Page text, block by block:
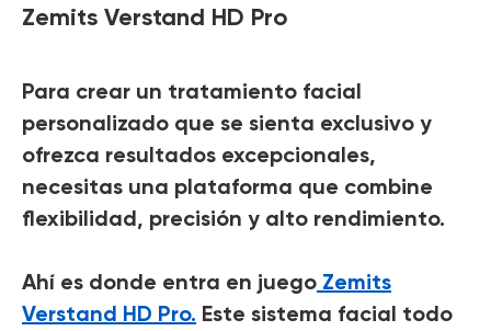
Zemits Verstand HD Pro
Para crear un tratamiento facial
personalizado que se sienta exclusivo y
ofrezca resultados excepcionales,
necesitas una plataforma que combine
flexibilidad, precisión y alto rendimiento.
Ahí es donde entra en juego Zemits
Verstand HD Pro. Este sistema facial todo